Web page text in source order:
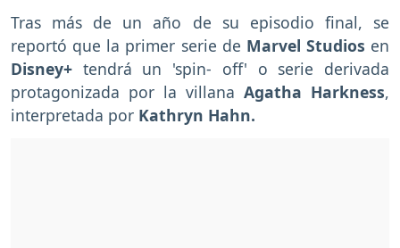
Tras más de un año de su episodio final, se
reportó que la primer serie de Marvel Studios en
Disney+ tendrá un 'spin- off' o serie derivada
protagonizada por la villana Agatha Harkness,
interpretada por Kathryn Hahn.